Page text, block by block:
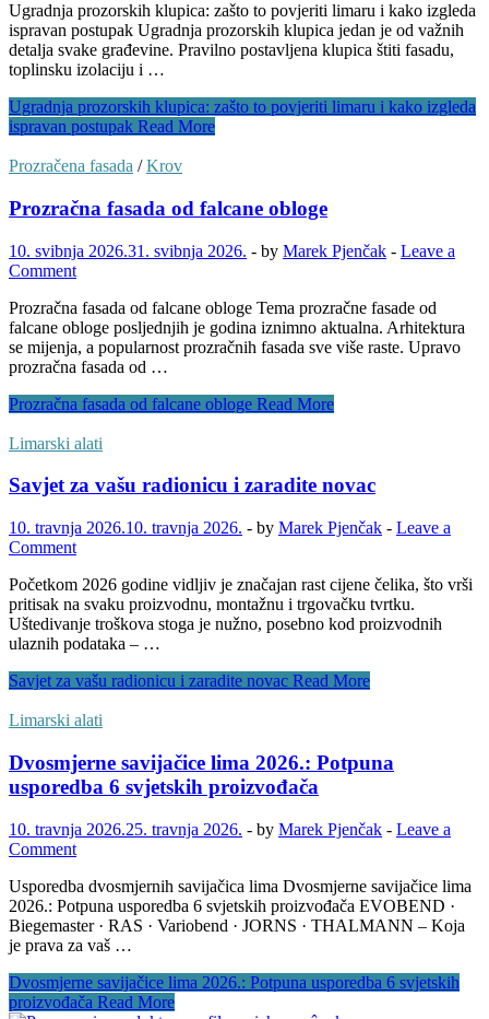
Ugradnja prozorskih klupica: zašto to povjeriti limaru i kako izgleda
ispravan postupak Ugradnja prozorskih klupica jedan je od važnih
detalja svake građevine. Pravilno postavljena klupica štiti fasadu,
toplinsku izolaciju i …
Ugradnja prozorskih klupica: zašto to povjeriti limaru i kako izgleda
ispravan postupak Read More
Prozračena fasada /Krov
Prozračna fasada od falcane obloge
10. svibnja 2026.31. svibnja 2026. - by Marek Pjenčak - Leave a
Comment
Prozračna fasada od falcane obloge Tema prozračne fasade od
falcane obloge posljednjih je godina iznimno aktualna. Arhitektura
se mijenja, a popularnost prozračnih fasada sve više raste. Upravo
prozračna fasada od …
Prozračna fasada od falcane obloge Read More
Limarski alati
Savjet za vašu radionicu i zaradite novac
10. travnja 2026.10. travnja 2026. - by Marek Pjenčak - Leave a
Comment
Početkom 2026 godine vidljiv je značajan rast cijene čelika, što vrši
pritisak na svaku proizvodnu, montažnu i trgovačku tvrtku.
Uštedivanje troškova stoga je nužno, posebno kod proizvodnih
ulaznih podataka – …
Savjet za vašu radionicu i zaradite novac Read More
Limarski alati
Dvosmjerne savijačice lima 2026.: Potpuna
usporedba 6 svjetskih proizvođača
10. travnja 2026.25. travnja 2026. - by Marek Pjenčak - Leave a
Comment
Usporedba dvosmjernih savijačica lima Dvosmjerne savijačice lima
2026.: Potpuna usporedba 6 svjetskih proizvođača EVOBEND ·
Biegemaster · RAS · Variobend · JORNS · THALMANN – Koja
je prava za vaš …
Dvosmjerne savijačice lima 2026.: Potpuna usporedba 6 svjetskih
proizvođača Read More